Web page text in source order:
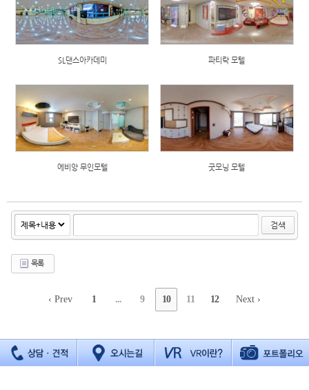
SL댄스아카데미 파티락 모텔
에비앙 무인모텔 굿모닝 모텔
검색
목록
‹ Prev 1 ... 9 10 11 12 Next ›